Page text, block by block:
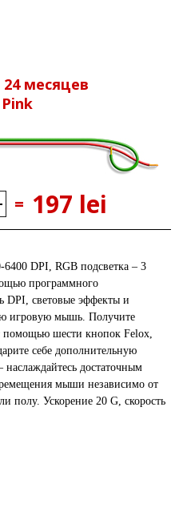
месяцев
= 197 lei
6400 DPI, RGB подсветка – 3
программного
DPI, световые эффекты и
игровую мышь. Получите
помощью шести кнопок Felox,
себе дополнительную
наслаждайтесь достаточным
мыши независимо от
полу. Ускорение 20 G, скорость